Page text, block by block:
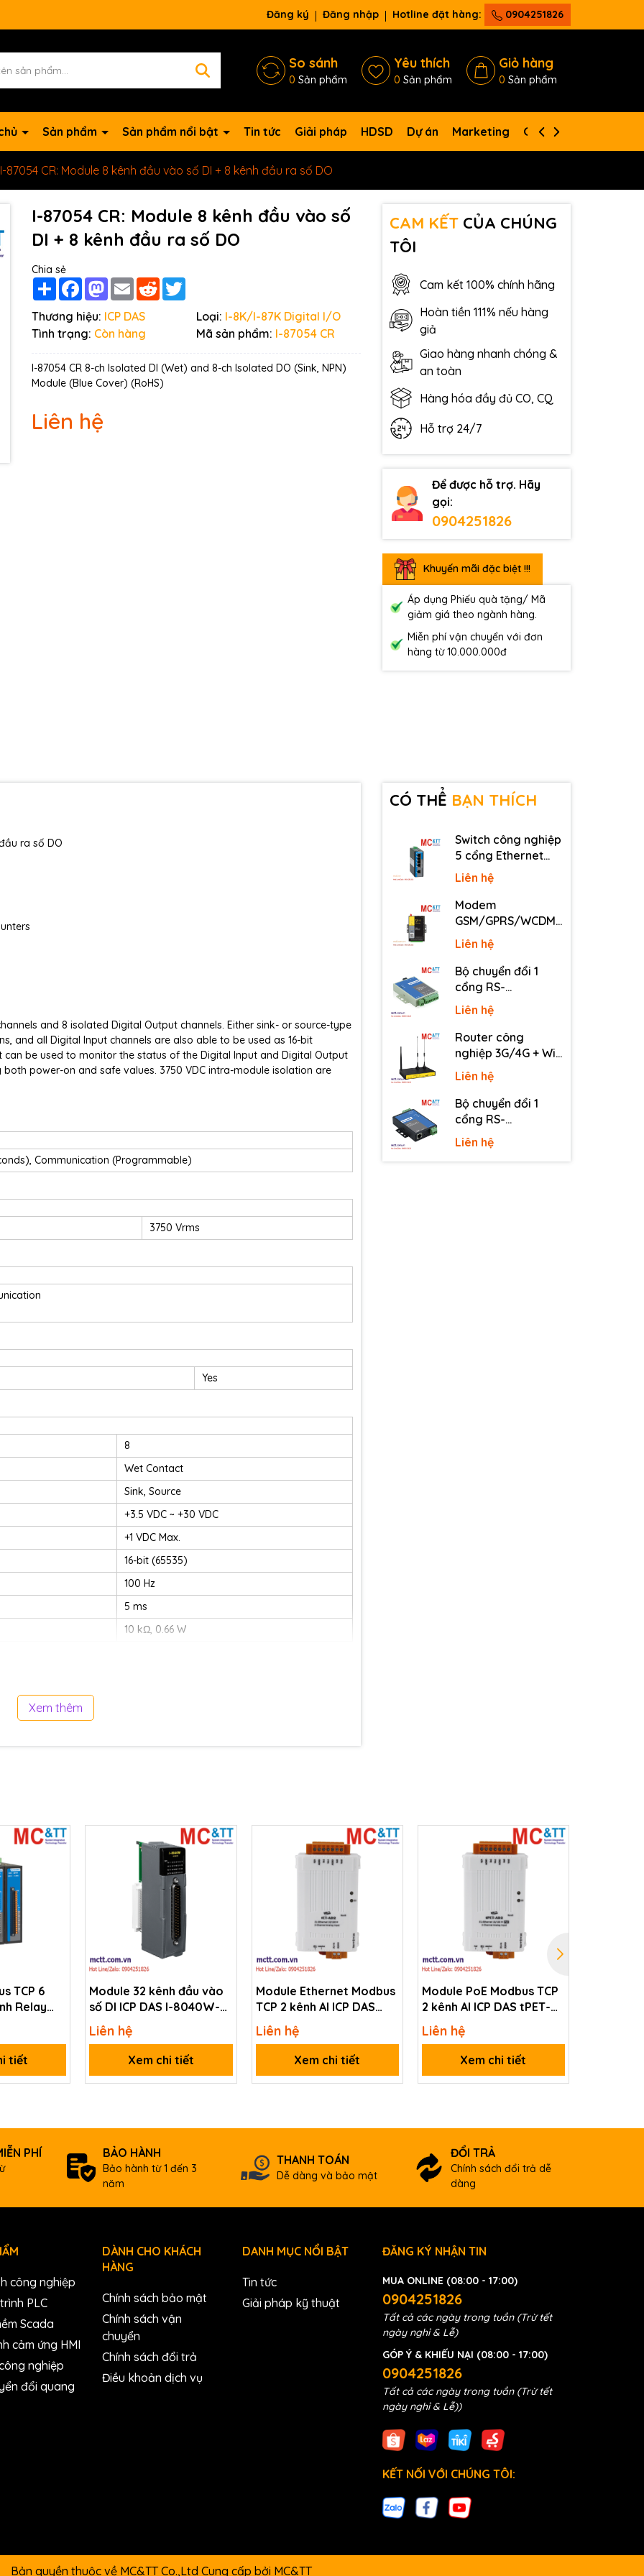
Đăng ký Đăng nhập Hotline đặt hàng: 0904251826
So sánh
0 Sản phẩm
Yêu thích
0 Sản phẩm
Giỏ hàng
0 Sản phẩm
Sản phẩm Sản phẩm nổi bật Tin tức Giải pháp HDSD Dự án Marketing Giới thiệu
I-87054 CR: Module 8 kênh đầu vào số DI + 8 kênh đầu ra số DO
I-87054 CR: Module 8 kênh đầu vào số
DI + 8 kênh đầu ra số DO
Chia sẻ
Share FacebookMastodon
Email Reddit
Thương hiệu: ICP DAS Loại: I-8K/I-87K Digital I/O
Tình trạng: Còn hàng Mã sản phẩm: I-87054 CR
I-87054 CR 8-ch Isolated DI (Wet) and 8-ch Isolated DO (Sink, NPN)
Module (Blue Cover) (RoHS)
Liên hệ
CAM KẾTCỦA CHÚNG
TÔI
Cam kết 100% chính hãng
Hoàn tiền 111% nếu hàng
giả
Giao hàng nhanh chóng &
an toàn
Hàng hóa đầy đủ CO, CQ
Hỗ trợ 24/7
Để được hỗ trợ. Hãy
gọi:
0904251826
Khuyến mãi đặc biệt !!!
Áp dụng Phiếu quà tặng/ Mã
giảm giá theo ngành hàng.
Miễn phí vận chuyển với đơn
hàng từ 10.000.000đ
Mã giảm giá:
Ngày hết hạn:
Điều kiện:
ra số DO
and 8 isolated Digital Output channels. Either sink- or source-type
and all Digital Input channels are also able to be used as 16-bit
can be used to monitor the status of the Digital Input and Digital Output
power-on and safe values. 3750 VDC intra-module isolation are
Communication (Programmable)
3750 Vrms
Yes
8
Wet Contact
Sink, Source
+3.5 VDC ~ +30 VDC
+1 VDC Max.
16-bit (65535)
100 Hz
5 ms
10 kΩ, 0.66 W
0.9 W Max.
31 x 116 x 88 (W x L x H)
-25 ~ +75 °C
-30 ~ +75 °C
Isolated DO (Sink, NPN) Module (Blue Cover) (RoHS)
Xem thêm
CÓ THỂ BẠN THÍCH
Switch công nghiệp
5 cổng Ethernet
3Onedata IES2105-
5T-P48
Liên hệ
Modem
GSM/GPRS/WCDMA
(3G)/LTE (4G) IP
Four-Faith F2816 V4
Liên hệ
Bộ chuyển đổi 1
cổng RS-
232/485/422 sang
quang 3onedata
MODEL277-S-SC-
20KM (Dual fiber,
20KM)
Liên hệ
Router công
nghiệp 3G/4G + Wi-
Fi + APN/VPN Four-
Faith F3436
Liên hệ
Bộ chuyển đổi 1
cổng RS-
232/485/422 sang
Ethernet 3onedata
NP301
Liên hệ
TCP 6
Relay
2T-
TB-P(12-
tiết
Module 32 kênh đầu vào
số DI ICP DAS I-8040W-
A1-G CR
Liên hệ
Xem chi tiết
Module Ethernet Modbus
TCP 2 kênh AI ICP DAS
tET-AD2 CR
Liên hệ
Xem chi tiết
Module PoE Modbus TCP
2 kênh AI ICP DAS tPET-
AD2 CR
Liên hệ
Xem chi tiết
PHÍ BẢO HÀNH
Bảo hành từ 1 đến 3
năm
THANH TOÁN
Dễ dàng và bảo mật
ĐỔI TRẢ
Chính sách đổi trả dễ
dàng
công nghiệp
PLC
Scada
cảm ứng HMI
nghiệp
đổi quang
DÀNH CHO KHÁCH
HÀNG
Chính sách bảo mật
Chính sách vận
chuyển
Chính sách đổi trả
Điều khoản dịch vụ
DANH MỤC NỔI BẬT
Tin tức
Giải pháp kỹ thuật
ĐĂNG KÝ NHẬN TIN
MUA ONLINE (08:00 - 17:00)
0904251826
Tất cả các ngày trong tuần (Trừ tết
ngày nghỉ & Lễ)
GÓP Ý & KHIẾU NẠI (08:00 - 17:00)
0904251826
Tất cả các ngày trong tuần (Trừ tết
ngày nghỉ & Lễ))
KẾT NỐI VỚI CHÚNG TÔI:
Bản quyền thuộc về MC&TT Co.,Ltd Cung cấp bởi MC&TT